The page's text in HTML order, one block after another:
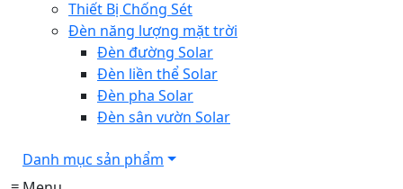
Thiết Bị Chống Sét
Đèn năng lượng mặt trời
Đèn đường Solar
Đèn liền thể Solar
Đèn pha Solar
Đèn sân vườn Solar
Danh mục sản phẩm